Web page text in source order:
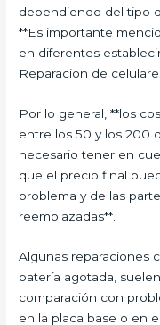
dependiendo del tipo
**Es importante
en diferentes
Reparacion de
Por lo general, **los
entre los 50 y los 200
necesario tener en
que el precio final
problema y de las
reemplazadas**.
Algunas reparaciones
batería agotada,
comparación con
en la placa base o en